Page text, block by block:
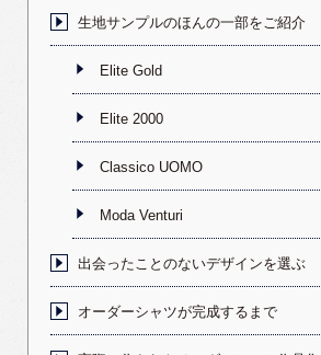
生地サンプルのほんの一部をご紹介
Elite Gold
Elite 2000
Classico UOMO
Moda Venturi
出会ったことのないデザインを選ぶ
オーダーシャツが完成するまで